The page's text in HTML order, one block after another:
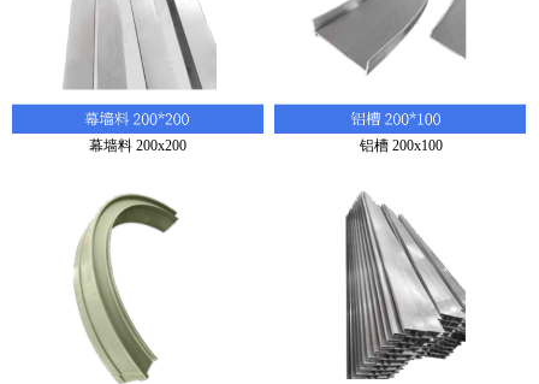
幕墙料 200x200 铝槽 200x100